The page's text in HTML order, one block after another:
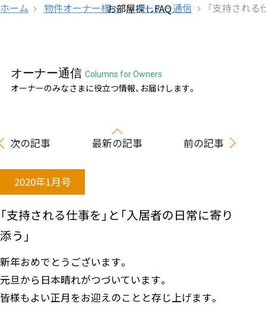
お部屋探しFAQ
ホーム 物件オーナー様へ オーナー通信 「支持される
オーナー通信 Columns for Owners
オーナーのみなさまに役立つ情報、お届けします。
次の記事 最新の記事 前の記事
2020年1月号
「支持される仕事を」と「入居者の日常に寄り
添う」
新年おめでとうございます。
元旦から日本晴れがつづいています。
皆様もよい正月をお迎えのことと存じ上げます。